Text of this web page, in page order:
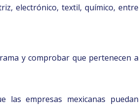
electrónico, textil, químico, entre
y comprobar que pertenecen a
las empresas mexicanas puedan